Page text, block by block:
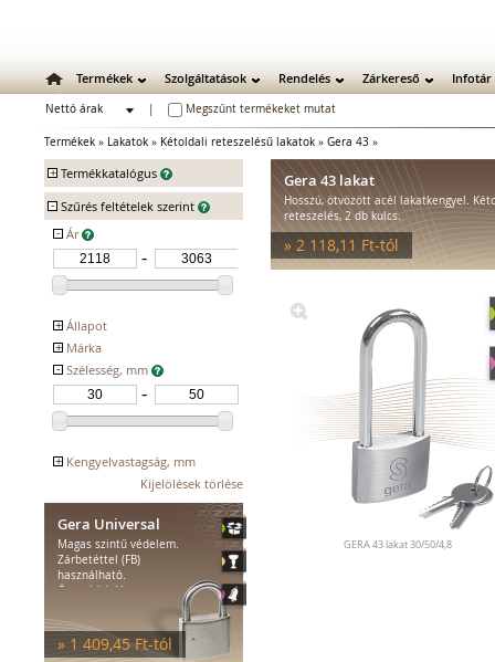
Termékek Szolgáltatások Rendelés Zárkereső Infotár
Nettó árak
Megszűnt termékeket mutat
Termékek » Lakatok » Kétoldali reteszelésű lakatok » Gera 43 »
+ Termékkatalógus
Mechanikus zárak
Mechanikus bevéső zárak
Zárbetétek
Lakatok
Egyoldali reteszelésű lakatok
Kétoldali reteszelésű lakatok
Lakatpántok
Kiegészítő zárak
Zárpajzsok
Mechanikus kiegészítők
Elektromos zárak
Elektromos bevéső zárak
MEDIATOR biztonsági zárak
Elektromágnesek
Elektromos zár kiegészítők
- Szűrés feltételek szerint
- Ár
+ Állapot
Kifutó
+ Márka
GERA
- Szélesség, mm
+ Kengyelvastagság, mm
Kijelölések törlése
Gera Universal
Magas szintű védelem.
Zárbetéttel (FB)
használható.
Összekódolás...
» 1 409,45 Ft-tól
Gera 43 lakat
Hosszú, ötvözött acél lakatkengyel.
reteszelés, 2 db kulcs.
» 2 118,11 Ft-tól
GERA 43 lakat 30/50/4,8